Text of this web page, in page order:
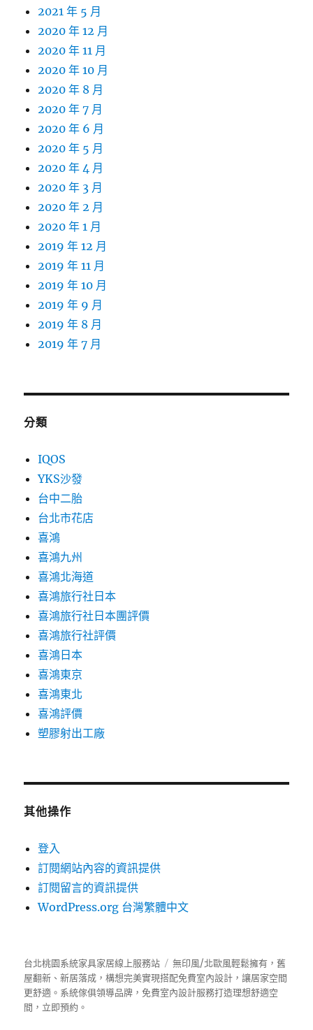
2021 年 5 月
2020 年 12 月
2020 年 11 月
2020 年 10 月
2020 年 8 月
2020 年 7 月
2020 年 6 月
2020 年 5 月
2020 年 4 月
2020 年 3 月
2020 年 2 月
2020 年 1 月
2019 年 12 月
2019 年 11 月
2019 年 10 月
2019 年 9 月
2019 年 8 月
2019 年 7 月
分類
IQOS
YKS沙發
台中二胎
台北市花店
喜鴻
喜鴻九州
喜鴻北海道
喜鴻旅行社日本
喜鴻旅行社日本團評價
喜鴻旅行社評價
喜鴻日本
喜鴻東京
喜鴻東北
喜鴻評價
塑膠射出工廠
其他操作
登入
訂閱網站內容的資訊提供
訂閱留言的資訊提供
WordPress.org 台灣繁體中文
台北桃園系統家具家居線上服務站
無印風/北歐風輕鬆擁有，舊
屋翻新、新居落成，構想完美實現搭配免費室內設計，讓居家空間
更舒適。 系統傢俱領導品牌，免費室內設計服務打造理想舒適空
間，立即預約。